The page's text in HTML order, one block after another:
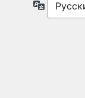
Язык